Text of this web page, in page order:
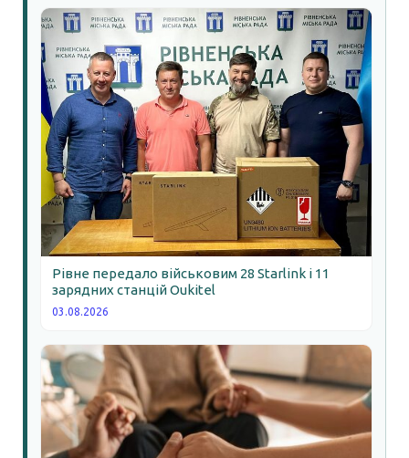
Рівне передало військовим 28 Starlink і 11
зарядних станцій Oukitel
03.08.2026